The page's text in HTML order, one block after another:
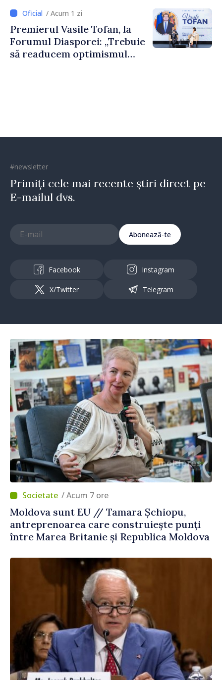
dumneavoastră pentru a
construi comunități mai
puternice”
/ Acum 1 zi
Premierul Vasile Tofan, la
Forumul Diasporei: „Trebuie
să readucem optimismul
#newsletter
Primiți cele mai recente știri direct pe
E-mailul dvs.
Abonează-te
Facebook Instagram
X/Twitter Telegram
/ Acum 7 ore
Moldova sunt EU // Tamara Șchiopu,
antreprenoarea care construiește punți
între Marea Britanie și Republica Moldova